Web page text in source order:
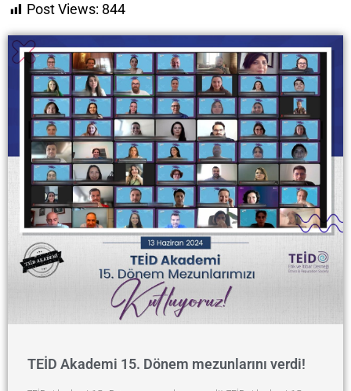
Post Views: 844
TEİD Akademi 15. Dönem mezunlarını verdi!